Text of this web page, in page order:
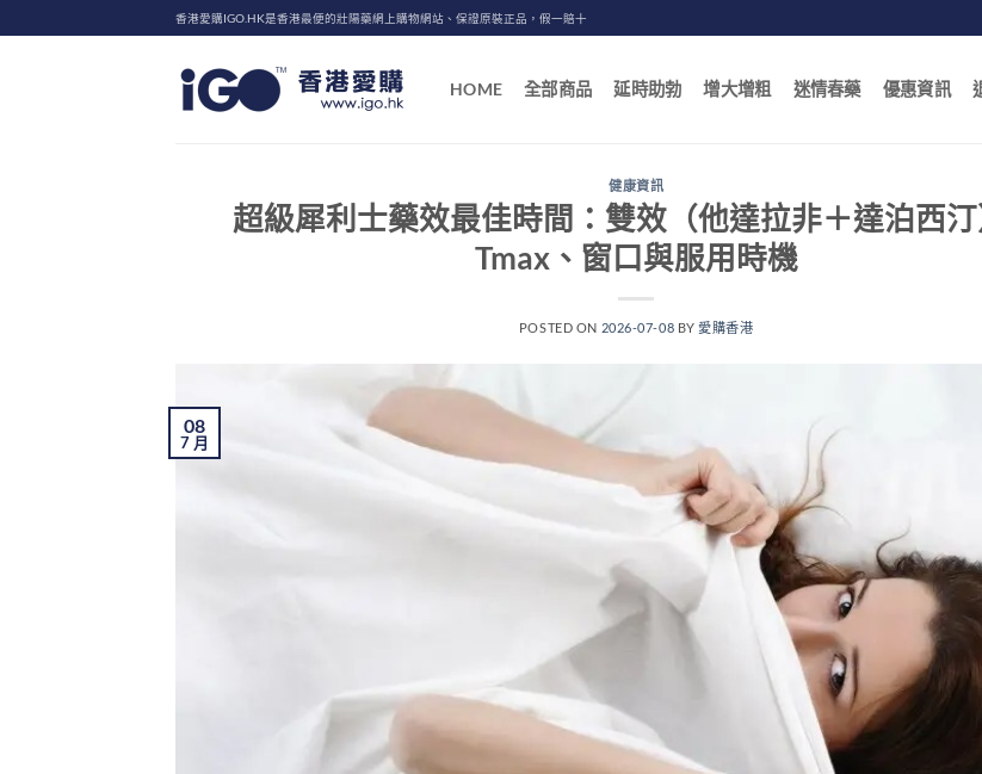
to
香港愛購IGO.HK是香港最便的壯陽藥網上購物網站、保證原裝正品，假一賠十
HOME 全部商品 延時助勃 增大增粗 迷情春藥 優惠資訊
健康資訊
超級犀利士藥效最佳時間：雙效（他達拉非＋達泊西
Tmax、窗口與服用時機
POSTED ON 2026-07-08 BY愛購香港
08
7 月